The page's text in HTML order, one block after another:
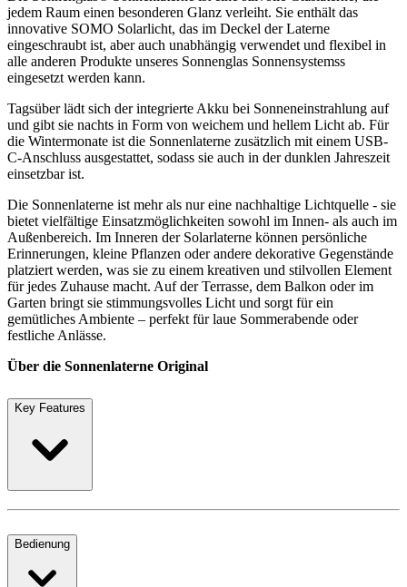
jedem Raum einen besonderen Glanz verleiht. Sie enthält das
innovative SOMO Solarlicht, das im Deckel der Laterne
eingeschraubt ist, aber auch unabhängig verwendet und flexibel in
alle anderen Produkte unseres Sonnenglas Sonnensystemss
eingesetzt werden kann.
Tagsüber lädt sich der integrierte Akku bei Sonneneinstrahlung auf
und gibt sie nachts in Form von weichem und hellem Licht ab. Für
die Wintermonate ist die Sonnenlaterne zusätzlich mit einem USB-
C-Anschluss ausgestattet, sodass sie auch in der dunklen Jahreszeit
einsetzbar ist.
Die Sonnenlaterne ist mehr als nur eine nachhaltige Lichtquelle - sie
bietet vielfältige Einsatzmöglichkeiten sowohl im Innen- als auch im
Außenbereich. Im Inneren der Solarlaterne können persönliche
Erinnerungen, kleine Pflanzen oder andere dekorative Gegenstände
platziert werden, was sie zu einem kreativen und stilvollen Element
für jedes Zuhause macht. Auf der Terrasse, dem Balkon oder im
Garten bringt sie stimmungsvolles Licht und sorgt für ein
gemütliches Ambiente – perfekt für laue Sommerabende oder
festliche Anlässe.
Über die Sonnenlaterne Original
Key Features
Bedienung